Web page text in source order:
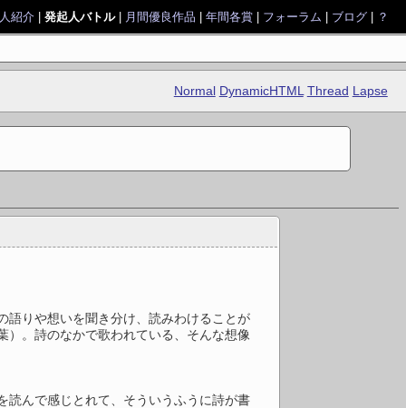
紹介| 発起人バトル| 月間優良作品 年間各賞| フォーラム ブログ| ？
Normal DynamicHTML Thread Lapse
語りや想いを聞き分け、読みわけることが
）。詩のなかで歌われている、そんな想像
読んで感じとれて、そういうふうに詩が書